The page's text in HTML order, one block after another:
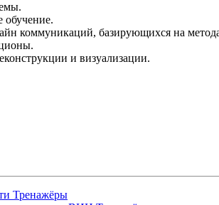
обучение.
коммуникаций, базирующихся на
и визуализации.
Тренажёры